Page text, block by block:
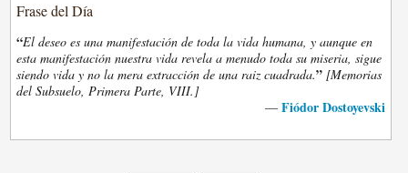
Frase del Día
“El deseo es una manifestación de toda la vida humana, y aunque en
esta manifestación nuestra vida revela a menudo toda su miseria, sigue
siendo vida y no la mera extracción de una raiz cuadrada.” [Memorias
del Subsuelo, Primera Parte, VIII.]
— Fiódor Dostoyevski